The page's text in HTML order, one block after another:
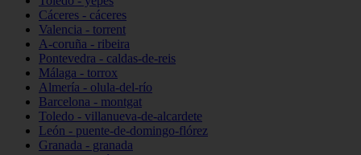
Cáceres - cáceres
Valencia - torrent
A-coruña - ribeira
Pontevedra - caldas-de-reis
Málaga - torrox
Almería - olula-del-río
Barcelona - montgat
Toledo - villanueva-de-alcardete
León - puente-de-domingo-flórez
Granada - granada